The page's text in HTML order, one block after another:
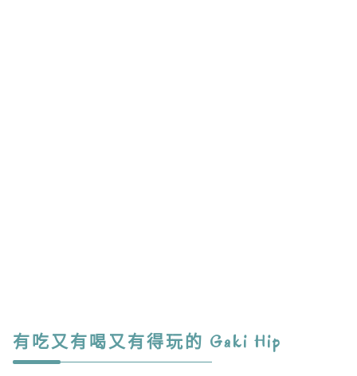
有吃又有喝又有得玩的 Gaki Hip